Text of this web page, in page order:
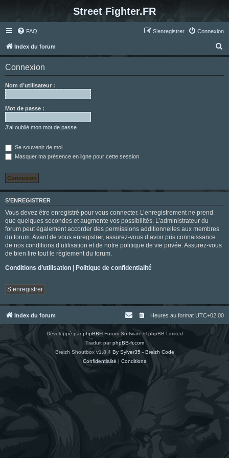
Street Fighter.FR
FAQ Connexion
S’enregistrer
Index du forum
e
Connexion
Nom d’utilisateur :
Mot de passe :
J’ai oublié mon mot de passe
Se souvenir de moi
Masquer ma présence en ligne pour cette session
S’ENREGISTRER
Vous devez être enregistré pour vous connecter. L’enregistrement ne prend
que quelques secondes et augmente vos possibilités. L’administrateur du
forum peut également accorder des permissions additionnelles aux membres
du forum. Avant de vous enregistrer, assurez-vous d’avoir pris connaissance
de nos conditions d’utilisation et de notre politique de vie privée. Assurez-vous
de bien lire tout le règlement du forum.
Conditions d’utilisation | Politique de confidentialité
S’enregistrer
Index du forum Heures au format UTC+02:00
Développé parphpBB® Forum Software © phpBB Limited
Traduit parphpBB-fr.com
Breizh Shoutbox v1.8.4 By Sylver35 - Breizh Code
Confidentialité | Conditions